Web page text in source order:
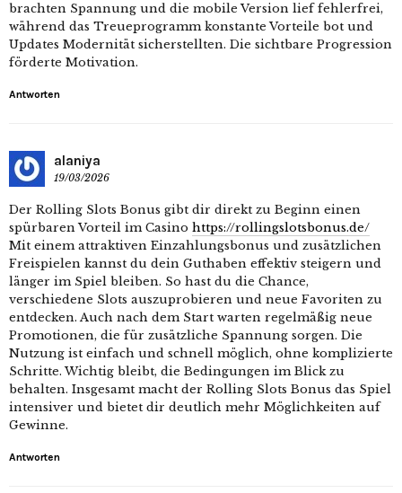
brachten Spannung und die mobile Version lief fehlerfrei,
während das Treueprogramm konstante Vorteile bot und
Updates Modernität sicherstellten. Die sichtbare Progression
förderte Motivation.
Antworten
alaniya
19/03/2026
Der Rolling Slots Bonus gibt dir direkt zu Beginn einen
spürbaren Vorteil im Casino https://rollingslotsbonus.de/
Mit einem attraktiven Einzahlungsbonus und zusätzlichen
Freispielen kannst du dein Guthaben effektiv steigern und
länger im Spiel bleiben. So hast du die Chance,
verschiedene Slots auszuprobieren und neue Favoriten zu
entdecken. Auch nach dem Start warten regelmäßig neue
Promotionen, die für zusätzliche Spannung sorgen. Die
Nutzung ist einfach und schnell möglich, ohne komplizierte
Schritte. Wichtig bleibt, die Bedingungen im Blick zu
behalten. Insgesamt macht der Rolling Slots Bonus das Spiel
intensiver und bietet dir deutlich mehr Möglichkeiten auf
Gewinne.
Antworten